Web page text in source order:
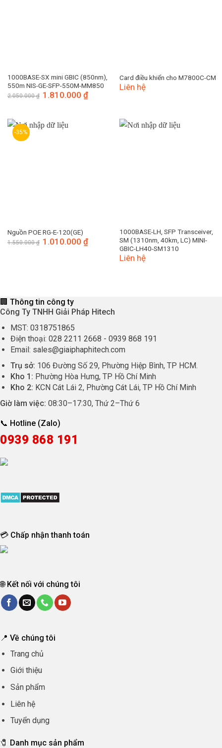
1000BASE-SX mini GBIC (850nm),
550m NIS-GE-SFP-550M-MM850
2.050.000₫ Giá
gốc
1.810.000₫
1.810.000 ₫.
Card điều khiển cho M7800C-CM
Liên hệ
-35%
Nguồn POE RG-E-120(GE)
1.550.000₫ Giá
gốc
1.010.000₫
1000BASE-LH, SFP Transceiver,
SM (1310nm, 40km, LC) MINI-
GBIC-LH40-SM1310
Liên hệ
🏢 Thông tin công ty
Công Ty TNHH Giải Pháp Hitech
MST: 0318751865
Điện thoại: 028 2211 2668 - 0939 868 191
Email: sales@giaiphaphitech.com
Trụ sở: 106 Đường Số 29, Phường Hiệp Bình, TP HCM.
Kho 1: Phường Hòa Hưng, TP Hồ Chí Minh
Kho 2: KCN Cát Lái 2, Phường Cát Lái, TP Hồ Chí Minh
Giờ làm việc: 08:30–17:30, Thứ 2–Thứ 6
📞 Hotline (Zalo)
0939 868 191
💳 Chấp nhận thanh toán
🌐 Kết nối với chúng tôi
📍 Về chúng tôi
Trang chủ
Giới thiệu
Sản phẩm
Liên hệ
Tuyển dụng
🧷 Danh mục sản phẩm